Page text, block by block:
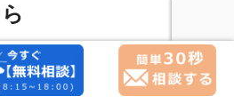
建設コラム